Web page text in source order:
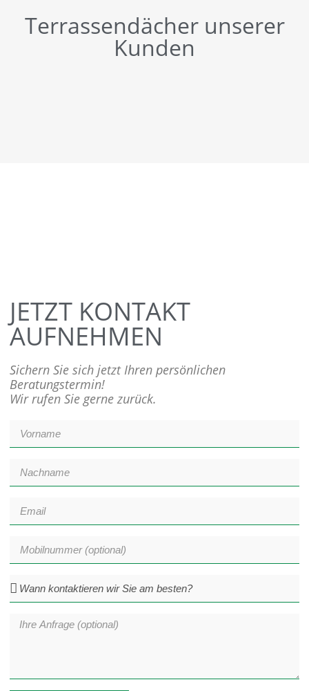
Terrassendächer unserer
Kunden
JETZT KONTAKT
AUFNEHMEN
Sichern Sie sich jetzt Ihren persönlichen
Beratungstermin!
Wir rufen Sie gerne zurück.